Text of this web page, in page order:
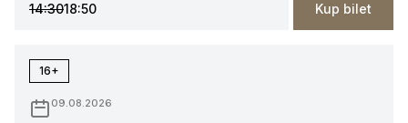
14:3018:50 Kup bilet
16+
09.08.2026